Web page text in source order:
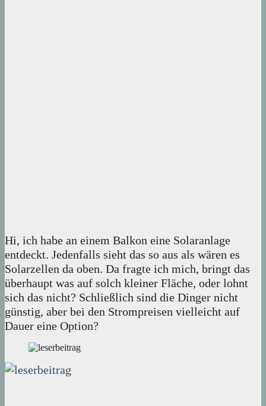
Hi, ich habe an einem Balkon eine Solaranlage
entdeckt. Jedenfalls sieht das so aus als wären es
Solarzellen da oben. Da fragte ich mich, bringt das
überhaupt was auf solch kleiner Fläche, oder lohnt
sich das nicht? Schließlich sind die Dinger nicht
günstig, aber bei den Strompreisen vielleicht auf
Dauer eine Option?